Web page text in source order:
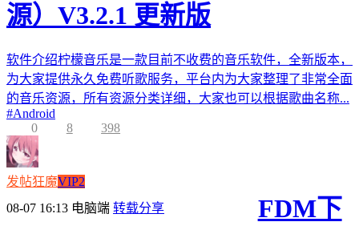
源）V3.2.1 更新版
软件介绍柠檬音乐是一款目前不收费的音乐软件，全新版本，
为大家提供永久免费听歌服务，平台内为大家整理了非常全面
的音乐资源，所有资源分类详细，大家也可以根据歌曲名称...
#Android
0
8 398
发帖狂魔VIP2
08-07 16:13 电脑端 转载分享
FDM下